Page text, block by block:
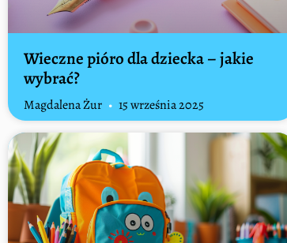
Wieczne pióro dla dziecka – jakie
wybrać?
Magdalena Żur 15 września 2025